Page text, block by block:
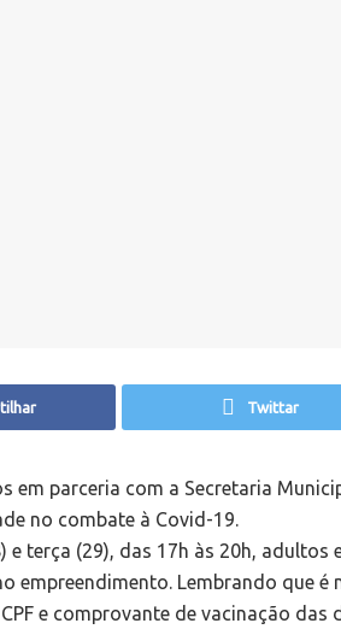
Twittar
em parceria com a Secretaria
no combate à Covid-19.
e terça (29), das 17h às 20h,
empreendimento. Lembrando que
e comprovante de vacinação das